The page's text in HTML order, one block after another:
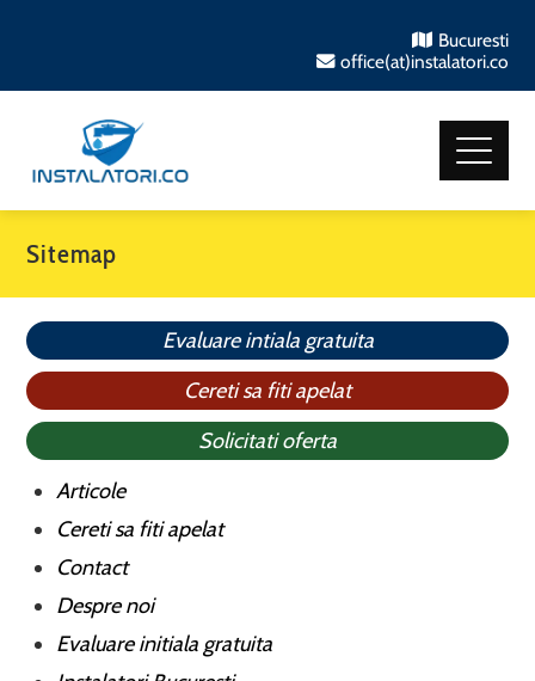
Bucuresti
office(at)instalatori.co
Sitemap
Evaluare intiala gratuita
Cereti sa fiti apelat
Solicitati oferta
Articole
Cereti sa fiti apelat
Contact
Despre noi
Evaluare initiala gratuita